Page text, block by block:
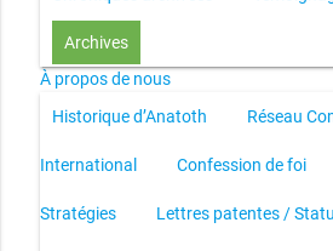
Archives
À propos de nous
Historique d’Anatoth
Réseau
International Confession de foi
Stratégies Lettres patentes /